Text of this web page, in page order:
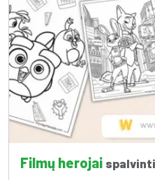
Filmų herojai spalvinti